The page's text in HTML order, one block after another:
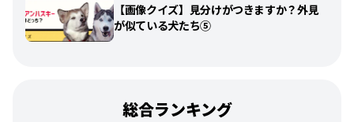
【画像クイズ】見分けがつきますか？外見
が似ている犬たち⑤
総合ランキング